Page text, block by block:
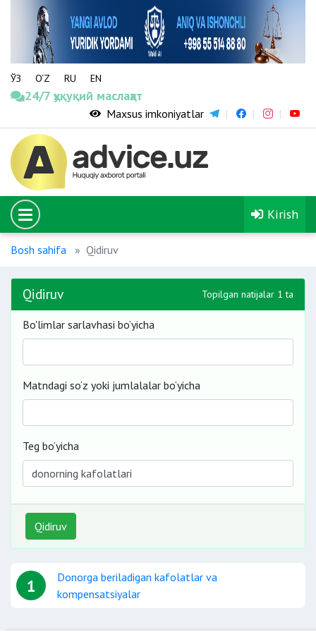
ЎЗ O‘Z RU EN
24/7 ҳуқуқий маслаҳат
Maxsus imkoniyatlar
Kirish
Bosh sahifa Qidiruv
Qidiruv Topilgan natijalar 1 ta
Bo'limlar sarlavhasi bo’yicha
Matndagi so‘z yoki jumlalalar bo‘yicha
Teg bo‘yicha
Qidiruv
1
Donorga beriladigan kafolatlar va
kompensatsiyalar